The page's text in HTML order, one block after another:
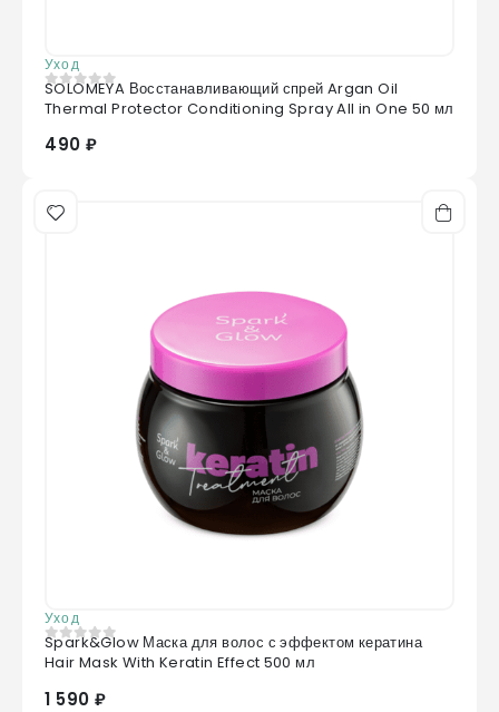
Уход
0из 5
SOLOMEYA Восстанавливающий спрей Argan Oil
Thermal Protector Conditioning Spray All in One 50 мл
490 ₽
Уход
0из 5
Spark&Glow Маска для волос с эффектом кератина
Hair Mask With Keratin Effect 500 мл
1 590 ₽